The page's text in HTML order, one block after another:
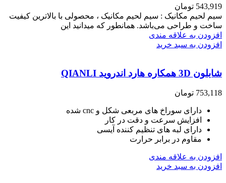
543,919 تومان
سیم لحیم مکانیک : سیم لحیم مکانیک ، محصولی با بالاترین کیفیت
ساخت و طراحی می‌باشد. همانطور که میدانید این
افزودن به علاقه مندی
افزودن به سبد خرید
شابلون 3D همکاره هارد اندروید QIANLI
753,118 تومان
دارای سوراخ های مربعی شکل و cnc شده
افزایش سرعت و دقت در کار
دارای لبه های تنظیم کننده آیسی
مقاوم در برابر حرارت
افزودن به علاقه مندی
افزودن به سبد خرید